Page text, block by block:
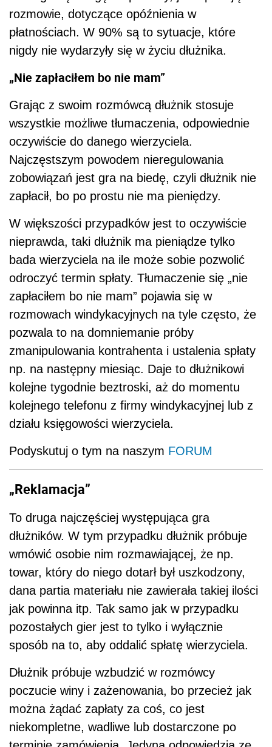
rozmowie, dotyczące opóźnienia w
płatnościach. W 90% są to sytuacje, które
nigdy nie wydarzyły się w życiu dłużnika.
„Nie zapłaciłem bo nie mam”
Grając z swoim rozmówcą dłużnik stosuje
wszystkie możliwe tłumaczenia, odpowiednie
oczywiście do danego wierzyciela.
Najczęstszym powodem nieregulowania
zobowiązań jest gra na biedę, czyli dłużnik nie
zapłacił, bo po prostu nie ma pieniędzy.
W większości przypadków jest to oczywiście
nieprawda, taki dłużnik ma pieniądze tylko
bada wierzyciela na ile może sobie pozwolić
odroczyć termin spłaty. Tłumaczenie się „nie
zapłaciłem bo nie mam” pojawia się w
rozmowach windykacyjnych na tyle często, że
pozwala to na domniemanie próby
zmanipulowania kontrahenta i ustalenia spłaty
np. na następny miesiąc. Daje to dłużnikowi
kolejne tygodnie beztroski, aż do momentu
kolejnego telefonu z firmy windykacyjnej lub z
działu księgowości wierzyciela.
Podyskutuj o tym na naszym FORUM
„Reklamacja”
To druga najczęściej występująca gra
dłużników. W tym przypadku dłużnik próbuje
wmówić osobie nim rozmawiającej, że np.
towar, który do niego dotarł był uszkodzony,
dana partia materiału nie zawierała takiej ilości
jak powinna itp. Tak samo jak w przypadku
pozostałych gier jest to tylko i wyłącznie
sposób na to, aby oddalić spłatę wierzyciela.
Dłużnik próbuje wzbudzić w rozmówcy
poczucie winy i zażenowania, bo przecież jak
można żądać zapłaty za coś, co jest
niekompletne, wadliwe lub dostarczone po